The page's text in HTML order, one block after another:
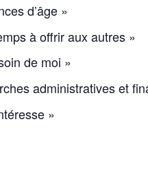
d’âge »
à offrir aux autres »
de moi »
administratives et
»